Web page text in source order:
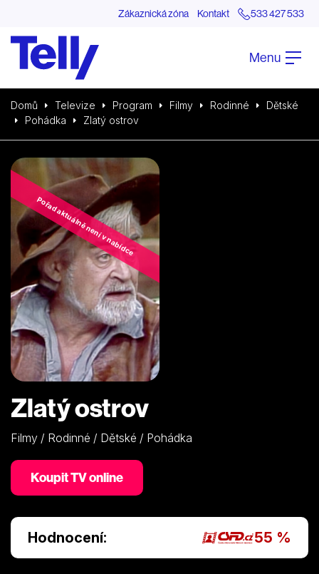
Zákaznická zóna Kontakt 533 427 533
Menu
Domů Televize Program Filmy Rodinné
Dětské
Pohádka
Zlatý ostrov
Pořad aktuálně není v nabídce
Zlatý ostrov
Filmy / Rodinné / Dětské / Pohádka
Koupit TV online
Hodnocení: 55 %